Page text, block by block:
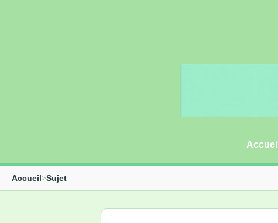
Accueil
Accueil>Sujet